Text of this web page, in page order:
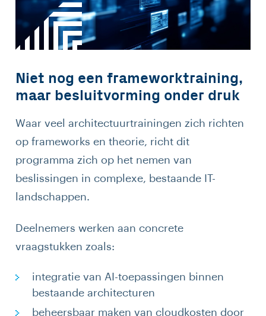
Niet nog een frameworktraining,
maar besluitvorming onder druk
Waar veel architectuurtrainingen zich richten
op frameworks en theorie, richt dit
programma zich op het nemen van
beslissingen in complexe, bestaande IT-
landschappen.
Deelnemers werken aan concrete
vraagstukken zoals:
integratie van AI-toepassingen binnen
bestaande architecturen
beheersbaar maken van cloudkosten door